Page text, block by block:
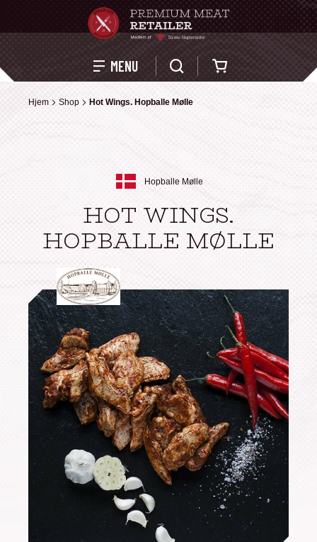
MENU
Hjem Shop Hot Wings. Hopballe Mølle
Hjem Shop Hot Wings. Hopballe Mølle
Hopballe Mølle
HOT WINGS.
HOPBALLE MØLLE